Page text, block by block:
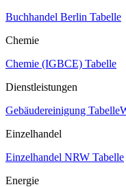
Buchhandel Berlin Tabelle
Chemie
Chemie (IGBCE) Tabelle
Dienstleistungen
Gebäudereinigung Tabelle
Einzelhandel
Einzelhandel NRW Tabelle
Energie